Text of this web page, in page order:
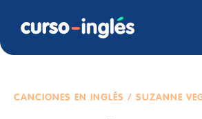
CANCIONES EN INGLÉS / SUZANNE